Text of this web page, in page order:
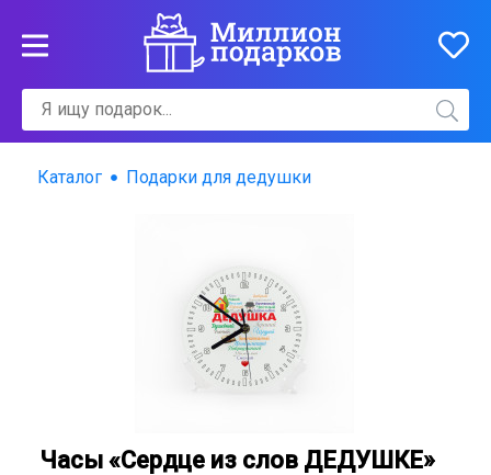
Каталог Подарки для дедушки
Часы «Сердце из слов ДЕДУШКЕ»